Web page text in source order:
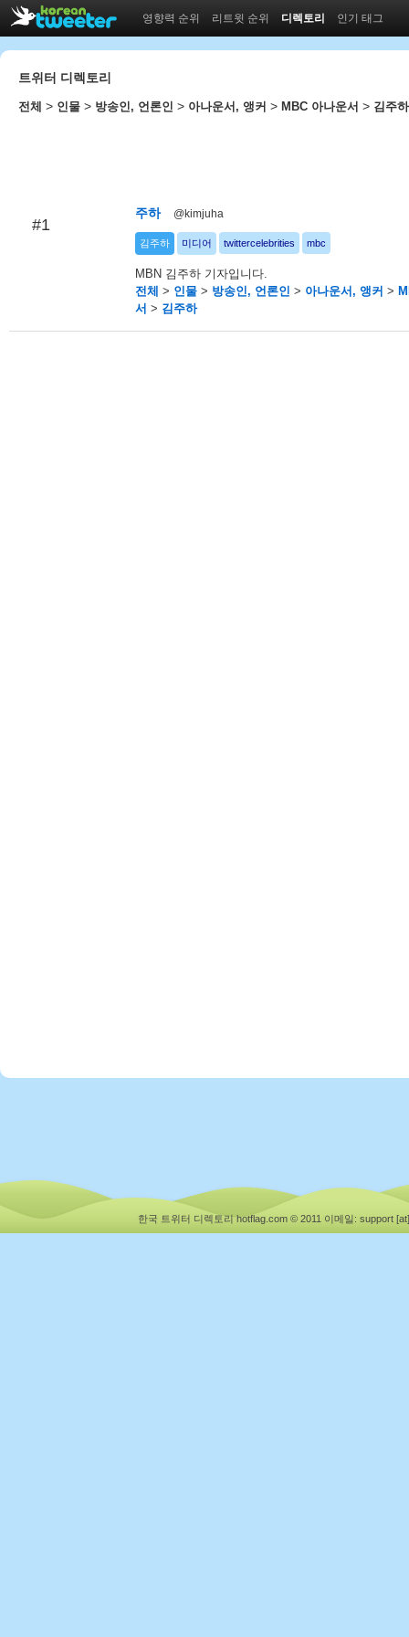
영향력 순위 리트윗 순위 디렉토리 인기 태그
트위터 디렉토리
전체 > 인물 > 방송인, 언론인 > 아나운서, 앵커 > MBC 아나운서 > 김주하
#1
주하 @kimjuha
김주하 미디어 twittercelebrities mbc
MBN 김주하 기자입니다.
전체 > 인물 > 방송인, 언론인 > 아나운서, 앵커 >
서 > 김주하
한국 트위터 디렉토리 hotflag.com © 2011 이메일: support